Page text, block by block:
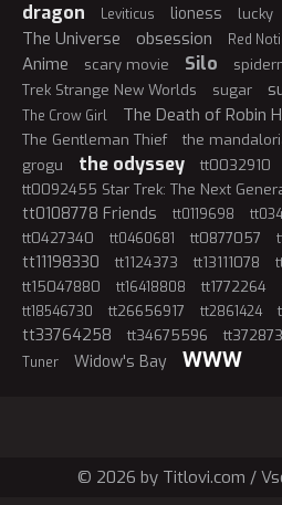
dragon
Leviticus lioness lucky
The Universe
obsession Red
Anime
scary movie Silo
Trek Strange New Worlds
sugar
The Crow Girl The Death of Robin
The Gentleman Thief the
grogu
the odyssey tt0032910
tt0092455 Star Trek: The Next
tt0108778 Friends tt0119698
tt0427340 tt0460681 tt0877057
tt11198330 tt1124373 tt13111078
tt15047880 tt16418808 tt1772264
tt18546730
tt26656917 tt2861424
tt33764258 tt34675596
Tuner
Widow's Bay WWW
© 2026 by Titlovi.com /